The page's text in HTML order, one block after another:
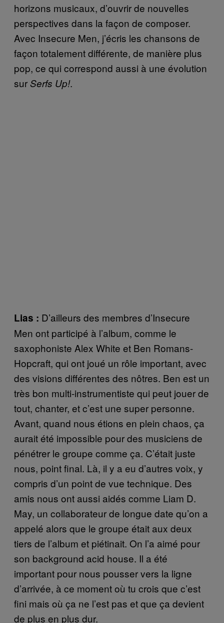
horizons musicaux, d’ouvrir de nouvelles
perspectives dans la façon de composer.
Avec Insecure Men, j’écris les chansons de
façon totalement différente, de manière plus
pop, ce qui correspond aussi à une évolution
surSerfs Up!.
Lias : D’ailleurs des membres d’Insecure
Men ont participé à l’album, comme le
saxophoniste Alex White et Ben Romans-
Hopcraft, qui ont joué un rôle important, avec
des visions différentes des nôtres. Ben est un
très bon multi-instrumentiste qui peut jouer de
tout, chanter, et c’est une super personne.
Avant, quand nous étions en plein chaos, ça
aurait été impossible pour des musiciens de
pénétrer le groupe comme ça. C’était juste
nous, point final. Là, il y a eu d’autres voix, y
compris d’un point de vue technique. Des
amis nous ont aussi aidés comme Liam D.
May, un collaborateur de longue date qu’on a
appelé alors que le groupe était aux deux
tiers de l’album et piétinait. On l’a aimé pour
son background acid house. Il a été
important pour nous pousser vers la ligne
d’arrivée, à ce moment où tu crois que c’est
fini mais où ça ne l’est pas et que ça devient
de plus en plus dur.